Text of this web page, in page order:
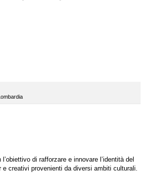
l’obiettivo di rafforzare e innovare l’identità del
creativi provenienti da diversi ambiti culturali.